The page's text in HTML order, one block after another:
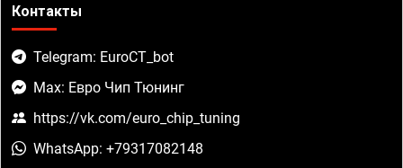
Контакты
Telegram: EuroCT_bot
Max: Евро Чип Тюнинг
https://vk.com/euro_chip_tuning
WhatsApp: +79317082148